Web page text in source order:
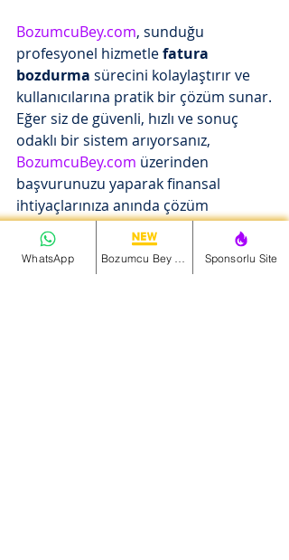
BozumcuBey.com, sunduğu
profesyonel hizmetle fatura
bozdurma sürecini kolaylaştırır ve
kullanıcılarına pratik bir çözüm sunar.
Eğer siz de güvenli, hızlı ve sonuç
odaklı bir sistem arıyorsanız,
BozumcuBey.com üzerinden
başvurunuzu yaparak finansal
ihtiyaçlarınıza anında çözüm
bulabilirsiniz.
www.bozumcubey.com
adresinden
WhatsApp Sponsorlu Site